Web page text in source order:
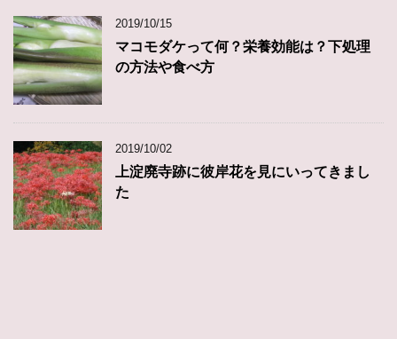
2019/10/15
マコモダケって何？栄養効能は？下処理
の方法や食べ方
2019/10/02
上淀廃寺跡に彼岸花を見にいってきまし
た